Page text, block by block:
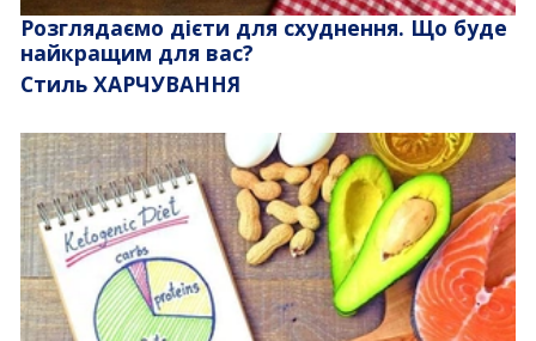
Розглядаємо дієти для схуднення. Що буде
найкращим для вас?
Стиль ХАРЧУВАННЯ